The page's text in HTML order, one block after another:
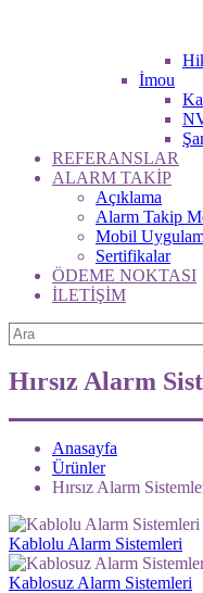
İmou
REFERANSLAR
ALARM TAKİP
Açıklama
Alarm Takip
Mobil
Sertifikalar
ÖDEME NOKTASI
İLETİŞİM
Hırsız Alarm
Anasayfa
Ürünler
Hırsız Alarm
Kablolu Alarm Sistemleri
Kablosuz Alarm Sistemleri